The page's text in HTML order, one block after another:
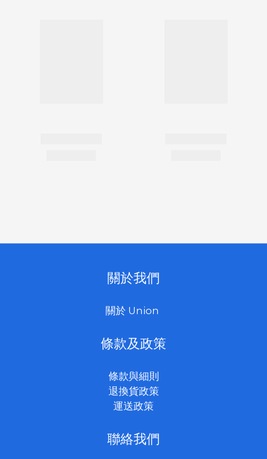
關於我們
關於 Union
條款及政策
條款與細則
退換貨政策
運送政策
聯絡我們